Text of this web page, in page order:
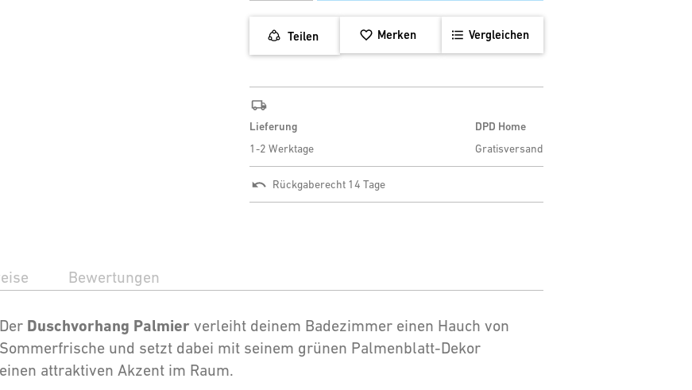
Teilen Merken Vergleichen
Lieferung
1-2 Werktage
DPD Home
Gratisversand
Rückgaberecht 14 Tage
Bewertungen
Der Duschvorhang Palmier verleiht deinem Badezimmer einen Hauch von
Sommerfrische und setzt dabei mit seinem grünen Palmenblatt-Dekor
einen attraktiven Akzent im Raum.